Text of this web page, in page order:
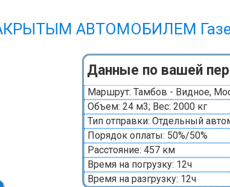
АВТОМОБИЛЕМ
Данные по вашей
Маршрут: Тамбов - Видное,
Объем: 24 м3; Вес: 2000 кг
Тип отправки: Отдельный
Порядок оплаты: 50%/50%
Расстояние: 457 км
Время на погрузку: 12ч
Время на разгрузку: 12ч